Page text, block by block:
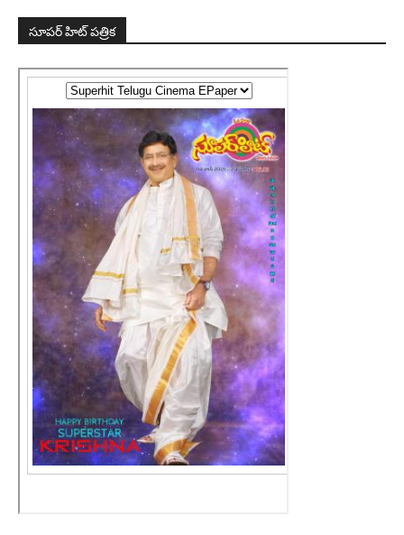
సూపర్ హిట్ పత్రిక